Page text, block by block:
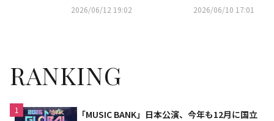
今月中の出演料支払いを約束
2026/06/12 19:02
い問題に言及…怒り露わに“こ
2026/06/10 17:01
RANKING
1
「MUSIC BANK」日本公演、今年も12月に国立